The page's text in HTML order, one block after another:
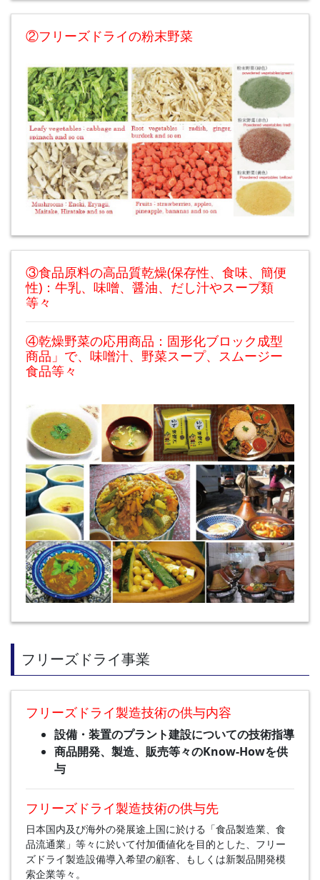
②フリーズドライの粉末野菜
③食品原料の高品質乾燥(保存性、食味、簡便
性)：牛乳、味噌、醤油、だし汁やスープ類
等々
④乾燥野菜の応用商品：固形化ブロック成型
商品」で、味噌汁、野菜スープ、スムージー
食品等々
フリーズドライ事業
フリーズドライ製造技術の供与内容
設備・装置のプラント建設についての技術指導
商品開発、製造、販売等々のKnow-Howを供
与
フリーズドライ製造技術の供与先
日本国内及び海外の発展途上国に於ける「食品製造業、食
品流通業」等々に於いて付加価値化を目的とした、フリー
ズドライ製造設備導入希望の顧客、もしくは新製品開発模
索企業等々。